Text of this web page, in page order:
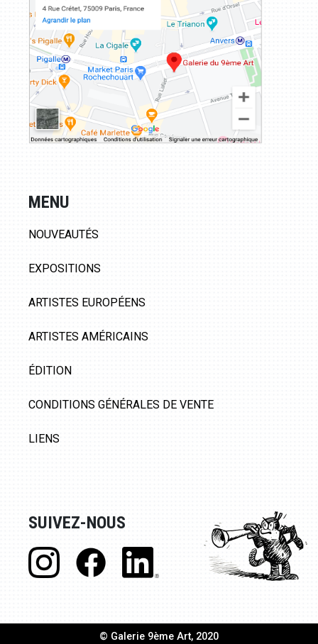
MENU
NOUVEAUTÉS
EXPOSITIONS
ARTISTES EUROPÉENS
ARTISTES AMÉRICAINS
ÉDITION
CONDITIONS GÉNÉRALES DE VENTE
LIENS
SUIVEZ-NOUS
© Galerie 9ème Art, 2020